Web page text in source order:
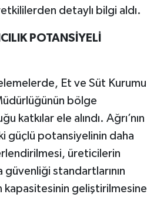
detaylı bilgi aldı.
POTANSİYELİ
Et ve Süt Kurumu
bölge
katkılar ele alındı. Ağrı’nın
güçlü potansiyelinin daha
üreticilerin
standartlarının
kapasitesinin geliştirilmesine